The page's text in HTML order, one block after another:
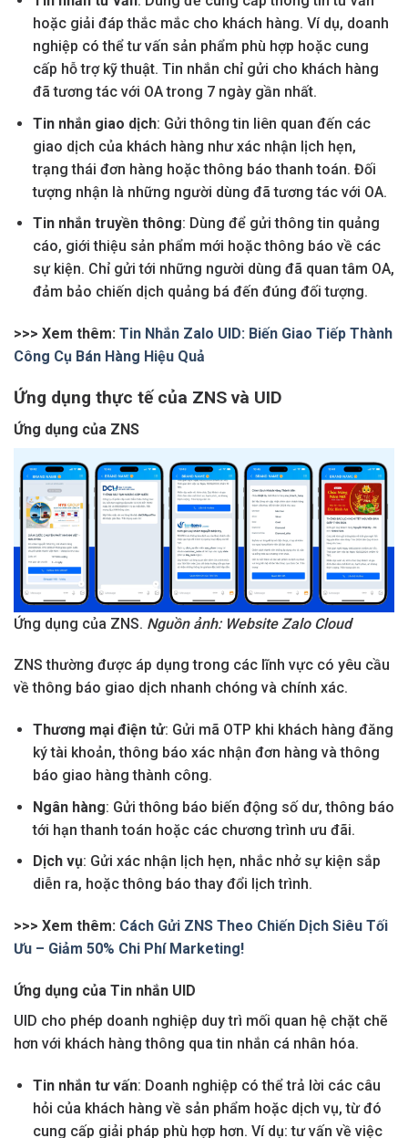
hoặc giải đáp thắc mắc cho khách hàng. Ví dụ, doanh
nghiệp có thể tư vấn sản phẩm phù hợp hoặc cung
cấp hỗ trợ kỹ thuật. Tin nhắn chỉ gửi cho khách hàng
đã tương tác với OA trong 7 ngày gần nhất.
Tin nhắn giao dịch: Gửi thông tin liên quan đến các
giao dịch của khách hàng như xác nhận lịch hẹn,
trạng thái đơn hàng hoặc thông báo thanh toán. Đối
tượng nhận là những người dùng đã tương tác với OA.
Tin nhắn truyền thông: Dùng để gửi thông tin quảng
cáo, giới thiệu sản phẩm mới hoặc thông báo về các
sự kiện. Chỉ gửi tới những người dùng đã quan tâm OA,
đảm bảo chiến dịch quảng bá đến đúng đối tượng.
>>> Xem thêm: Tin Nhắn Zalo UID: Biến Giao Tiếp Thành
Công Cụ Bán Hàng Hiệu Quả
Ứng dụng thực tế của ZNS và UID
Ứng dụng của ZNS
Ứng dụng của ZNS. Nguồn ảnh: Website Zalo Cloud
ZNS thường được áp dụng trong các lĩnh vực có yêu cầu
về thông báo giao dịch nhanh chóng và chính xác.
Thương mại điện tử: Gửi mã OTP khi khách hàng đăng
ký tài khoản, thông báo xác nhận đơn hàng và thông
báo giao hàng thành công.
Ngân hàng: Gửi thông báo biến động số dư, thông báo
tới hạn thanh toán hoặc các chương trình ưu đãi.
Dịch vụ: Gửi xác nhận lịch hẹn, nhắc nhở sự kiện sắp
diễn ra, hoặc thông báo thay đổi lịch trình.
>>> Xem thêm: Cách Gửi ZNS Theo Chiến Dịch Siêu Tối
Ưu – Giảm 50% Chi Phí Marketing!
Ứng dụng của Tin nhắn UID
UID cho phép doanh nghiệp duy trì mối quan hệ chặt chẽ
hơn với khách hàng thông qua tin nhắn cá nhân hóa.
Tin nhắn tư vấn: Doanh nghiệp có thể trả lời các câu
hỏi của khách hàng về sản phẩm hoặc dịch vụ, từ đó
cung cấp giải pháp phù hợp hơn. Ví dụ: tư vấn về việc